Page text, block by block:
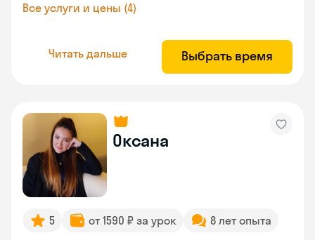
Все услуги и цены (4)
Читать дальше Выбрать время
Оксана
5 от 1590 ₽ за урок 8 лет опыта